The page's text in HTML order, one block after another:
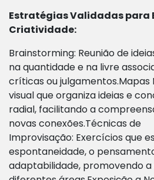
Estratégias Validadas para
Criatividade:
Brainstorming: Reunião de
na quantidade e na livre
críticas ou julgamentos.Mapas
visual que organiza ideias e
radial, facilitando a
novas conexões.Técnicas de
Improvisação: Exercícios que
espontaneidade, o
adaptabilidade, promovendo